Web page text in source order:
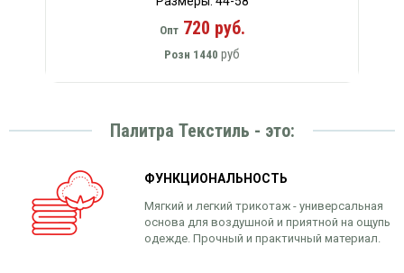
Опт720 руб.
Розн 1440 руб
Палитра Текстиль - это:
ФУНКЦИОНАЛЬНОСТЬ
Мягкий и легкий трикотаж - универсальная
основа для воздушной и приятной на ощупь
одежде. Прочный и практичный материал.